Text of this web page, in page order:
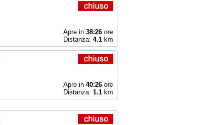
Apre in 38:26ore
Distanza: 4.1km
Apre in 40:26ore
Distanza: 1.1km